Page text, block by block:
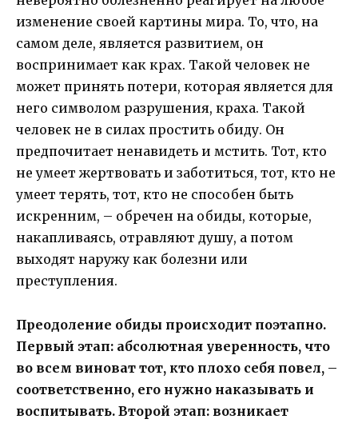
изменение своей картины мира. То, что, на
самом деле, является развитием, он
воспринимает как крах. Такой человек не
может принять потери, которая является для
него символом разрушения, краха. Такой
человек не в силах простить обиду. Он
предпочитает ненавидеть и мстить. Тот, кто
не умеет жертвовать и заботиться, тот, кто не
умеет терять, тот, кто не способен быть
искренним, – обречен на обиды, которые,
накапливаясь, отравляют душу, а потом
выходят наружу как болезни или
преступления.
Преодоление обиды происходит поэтапно.
Первый этап: абсолютная уверенность, что
во всем виноват тот, кто плохо себя повел, –
соответственно, его нужно наказывать и
воспитывать. Второй этап: возникает